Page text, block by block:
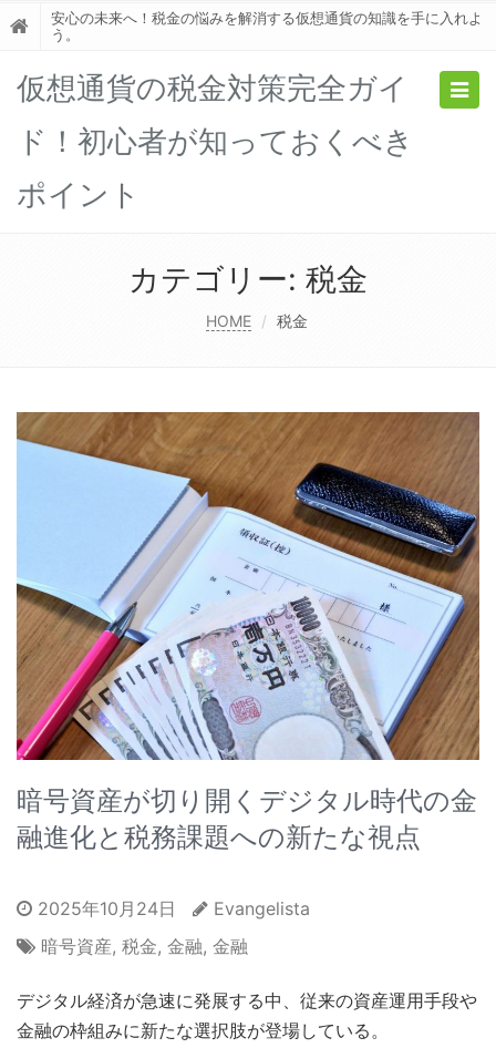
安心の未来へ！税金の悩みを解消する仮想通貨の知識を手に入れよ
う。
仮想通貨の税金対策完全ガイ
ド！初心者が知っておくべき
ポイント
カテゴリー: 税金
HOME 税金
暗号資産が切り開くデジタル時代の金
融進化と税務課題への新たな視点
2025年10月24日
Evangelista
暗号資産, 税金, 金融, 金融
デジタル経済が急速に発展する中、従来の資産運用手段や
金融の枠組みに新たな選択肢が登場している。